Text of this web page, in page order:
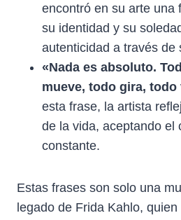
encontró en su arte una
su identidad y su
autenticidad a través de
«Nada es absoluto.
mueve, todo gira, todo
esta frase, la artista
de la vida, aceptando el
constante.
Estas frases son solo una
legado de Frida Kahlo,